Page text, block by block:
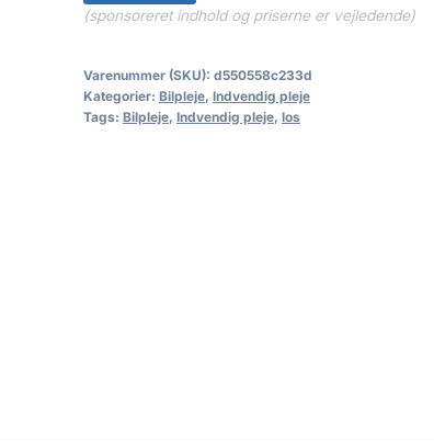
(sponsoreret indhold og priserne er vejledende)
Varenummer (SKU): d550558c233d
Kategorier: Bilpleje, Indvendig pleje
Tags: Bilpleje, Indvendig pleje, los